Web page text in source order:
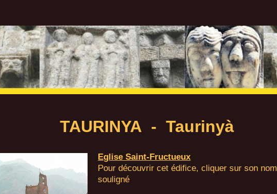
TAURINYA - Taurinyà
Eglise Saint-Fructueux
Pour découvrir cet édifice, cliquer sur son nom
souligné